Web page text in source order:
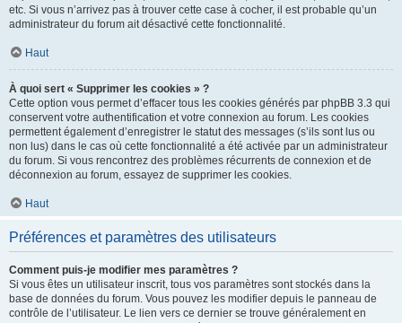
etc. Si vous n’arrivez pas à trouver cette case à cocher, il est probable qu’un
administrateur du forum ait désactivé cette fonctionnalité.
Haut
À quoi sert « Supprimer les cookies » ?
Cette option vous permet d’effacer tous les cookies générés par phpBB 3.3 qui
conservent votre authentification et votre connexion au forum. Les cookies
permettent également d’enregistrer le statut des messages (s’ils sont lus ou
non lus) dans le cas où cette fonctionnalité a été activée par un administrateur
du forum. Si vous rencontrez des problèmes récurrents de connexion et de
déconnexion au forum, essayez de supprimer les cookies.
Haut
Préférences et paramètres des utilisateurs
Comment puis-je modifier mes paramètres ?
Si vous êtes un utilisateur inscrit, tous vos paramètres sont stockés dans la
base de données du forum. Vous pouvez les modifier depuis le panneau de
contrôle de l’utilisateur. Le lien vers ce dernier se trouve généralement en